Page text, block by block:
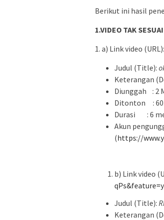
Berikut ini hasil
1.VIDEO TAK
1. a) Link video (URL):
Judul (Title):
Keterangan
Diunggah : 2
Ditonton :
Durasi : 6
Akun
(https://
b) Link video
Judul (Title):
Keterangan